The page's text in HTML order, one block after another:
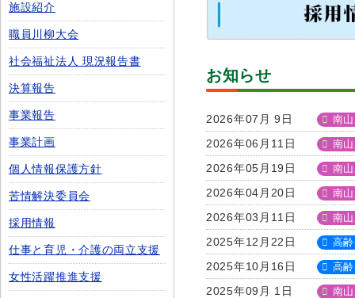
お知らせ
2026年07月 9日 南
2026年06月11日 南
2026年05月19日 南
2026年04月20日 南
2026年03月11日 南
2025年12月22日 高
2025年10月16日 高
2025年09月 1日 南
施設紹介
職員川柳大会
社会福祉法人 現況報告書
決算報告
事業報告
事業計画
個人情報保護方針
苦情解決委員会
採用情報
仕事と育児・介護の両立支援
女性活躍推進支援